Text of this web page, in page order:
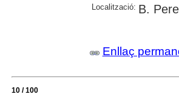
Localització: B.
Enllaç
10 / 100